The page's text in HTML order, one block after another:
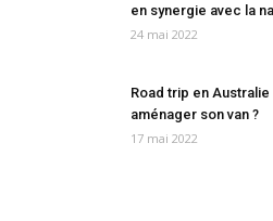
en synergie avec la
24 mai 2022
Road trip en
aménager son van ?
17 mai 2022